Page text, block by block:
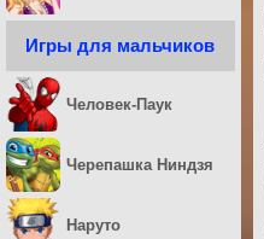
Игры для мальчиков
Человек-Паук
Черепашка Ниндзя
Наруто